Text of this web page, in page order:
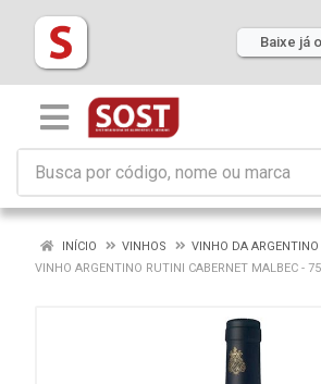
Baixe já
INÍCIO VINHOS
VINHO DA ARGENTINO
VINHO ARGENTINO RUTINI CABERNET MALBEC -